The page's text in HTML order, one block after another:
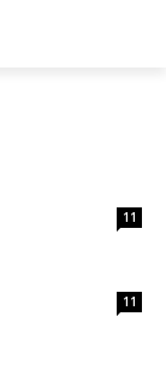
11
11